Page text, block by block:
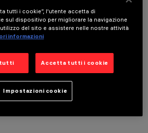
OPZIONALI
tutti i cookie”, l'utente accetta di
sul dispositivo per migliorare la navigazione
del sito e assistere nelle nostre attività
informazioni
Accetta tutti i cookie
Impostazioni cookie